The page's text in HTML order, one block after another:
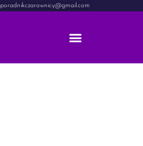
poradnikczarownicy@gmail.com